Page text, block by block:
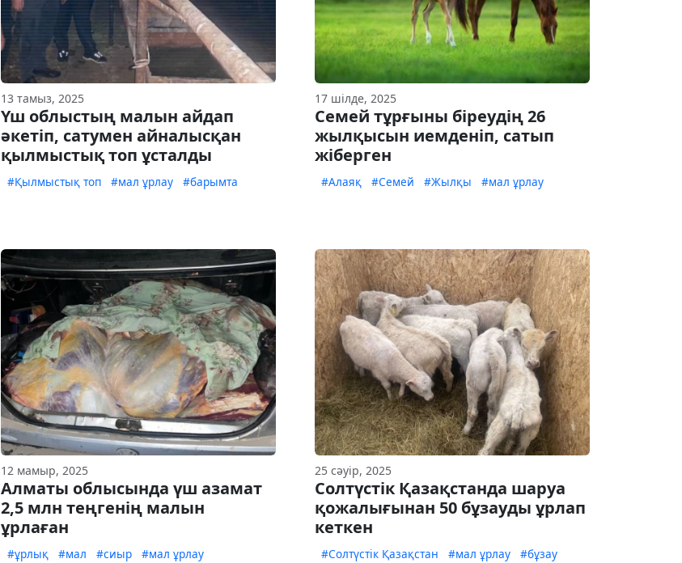
13 тамыз, 2025
Үш облыстың малын айдап
әкетіп, сатумен айналысқан
қылмыстық топ ұсталды
#Қылмыстық топ #мал ұрлау #барымта
17 шілде, 2025
Семей тұрғыны біреудің 26
жылқысын иемденіп, сатып
жіберген
#Алаяқ #Семей #Жылқы #мал ұрлау
12 мамыр, 2025
Алматы облысында үш азамат
2,5 млн теңгенің малын
ұрлаған
#ұрлық #мал #сиыр #мал ұрлау
25 сәуір, 2025
Солтүстік Қазақстанда шаруа
қожалығынан 50 бұзауды ұрлап
кеткен
#Солтүстік Қазақстан #мал ұрлау
#бұзау